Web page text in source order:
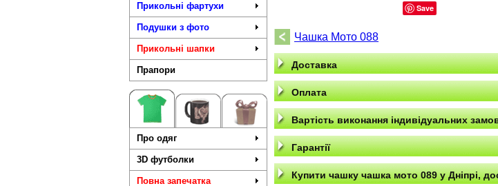
Прикольні фартухи
Подушки з фото
Прикольні шапки
Прапори
Про одяг
3D футболки
Повна запечатка
Save
Чашка Мото 088
Доставка
Оплата
Вартість виконання індивідуальних
Гарантії
Купити чашку чашка мото 089 у Дніпрі,